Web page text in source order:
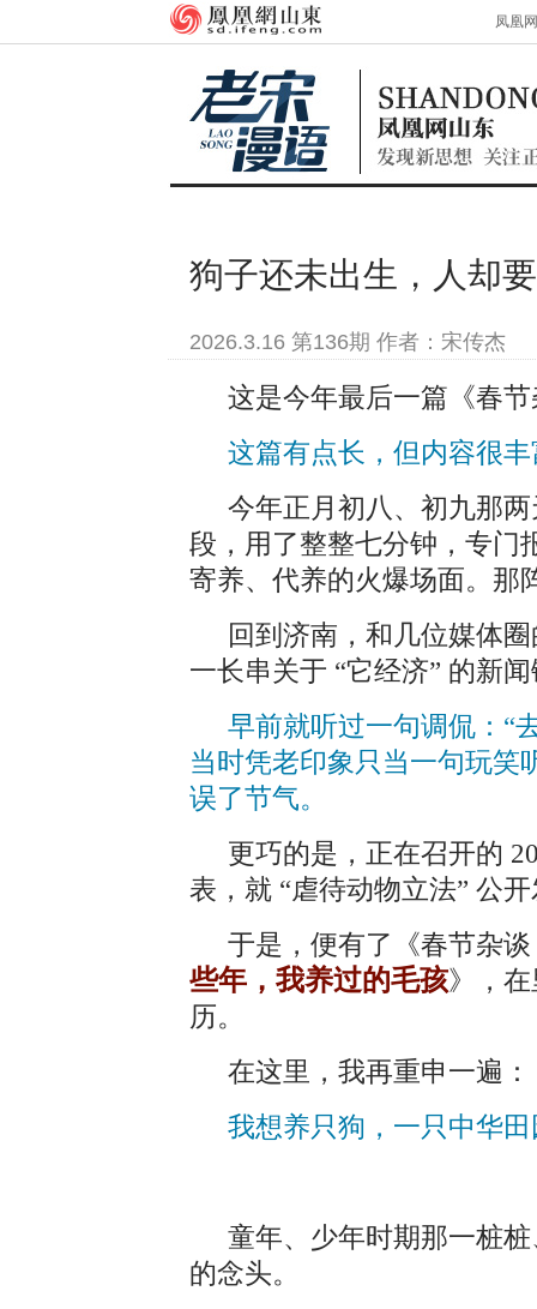
凤凰
狗子还未出生，人却
2026.3.16 第136期 作者：宋传杰
这是今年最后一篇《春
这篇有点长，但内容很
今年正月初八、初九那
段，用了整整七分钟，专门
寄养、代养的火爆场面。那
回到济南，和几位媒体
一长串关于 “它经济” 的新
早前就听过一句调侃：“
当时凭老印象只当一句玩笑
误了节气。
更巧的是，正在召开的
表，就 “虐待动物立法” 公
于是，便有了《春节杂
些年，我养过的毛孩》，
历。
在这里，我再重申一遍：
我想养只狗，一只中华
童年、少年时期那一桩
的念头。